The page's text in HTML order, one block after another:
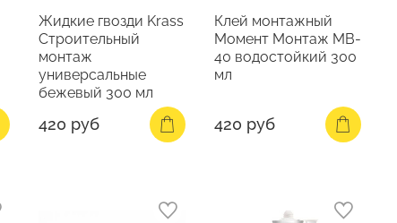
Жидкие гвозди Krass
Строительный
монтаж
универсальные
бежевый 300 мл
420 руб
Клей монтажный
Момент Монтаж MB-
40 водостойкий 300
мл
420 руб